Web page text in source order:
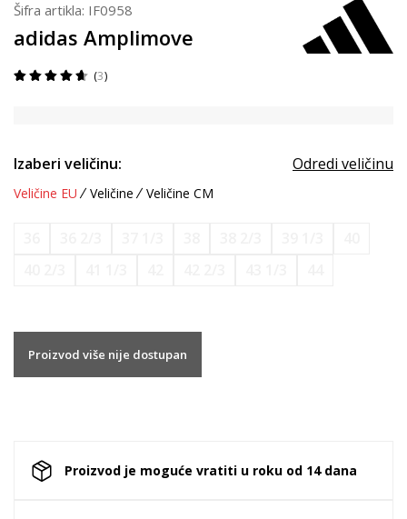
Šifra artikla: IF0958
adidas Amplimove
3
Izaberi veličinu: Odredi veličinu
Veličine EU Veličine Veličine CM
Proizvod više nije dostupan
Proizvod je moguće vratiti u roku od 14 dana